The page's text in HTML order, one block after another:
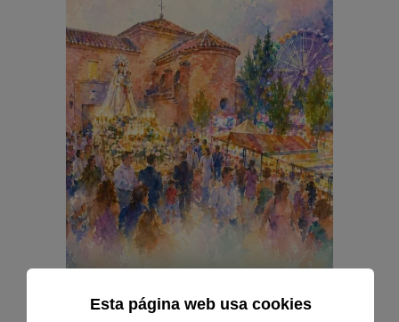
Esta página web usa cookies